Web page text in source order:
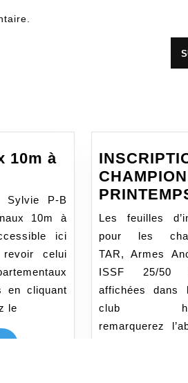
10m à
Sylvie P-B
10m à
ici
celui
en cliquant
le
Les feuilles
pour les
TAR, Armes
ISSF 25/
affichées dans
club
remarquerez